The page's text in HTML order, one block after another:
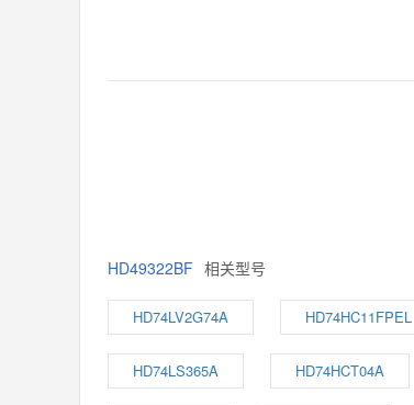
HD49322BF 相关型号
HD74LV2G74A HD74HC11FPEL
HD74LS365A HD74HCT04A